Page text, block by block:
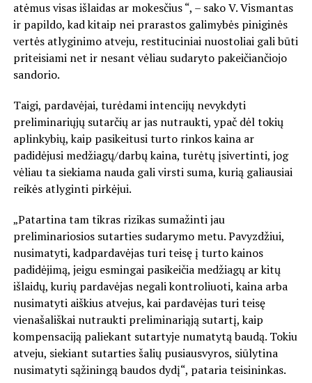
atėmus visas išlaidas ar mokesčius “, – sako V. Vismantas
ir papildo, kad kitaip nei prarastos galimybės piniginės
vertės atlyginimo atveju, restituciniai nuostoliai gali būti
priteisiami net ir nesant vėliau sudaryto pakeičiančiojo
sandorio.
Taigi, pardavėjai, turėdami intencijų nevykdyti
preliminariųjų sutarčių ar jas nutraukti, ypač dėl tokių
aplinkybių, kaip pasikeitusi turto rinkos kaina ar
padidėjusi medžiagų/darbų kaina, turėtų įsivertinti, jog
vėliau ta siekiama nauda gali virsti suma, kurią galiausiai
reikės atlyginti pirkėjui.
„Patartina tam tikras rizikas sumažinti jau
preliminariosios sutarties sudarymo metu. Pavyzdžiui,
nusimatyti, kadpardavėjas turi teisę į turto kainos
padidėjimą, jeigu esmingai pasikeičia medžiagų ar kitų
išlaidų, kurių pardavėjas negali kontroliuoti, kaina arba
nusimatyti aiškius atvejus, kai pardavėjas turi teisę
vienašališkai nutraukti preliminariąją sutartį, kaip
kompensaciją paliekant sutartyje numatytą baudą. Tokiu
atveju, siekiant sutarties šalių pusiausvyros, siūlytina
nusimatyti sąžiningą baudos dydį“, pataria teisininkas.